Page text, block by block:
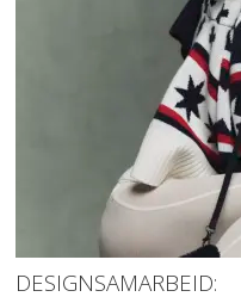
DESIGNSAMARBEID: